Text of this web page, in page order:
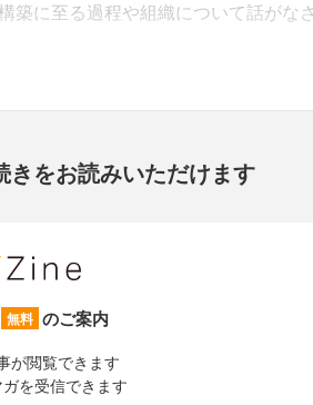
築に至る過程や組織について話がな
きをお読みいただけます
無料 のご案内
が閲覧できます
を受信できます